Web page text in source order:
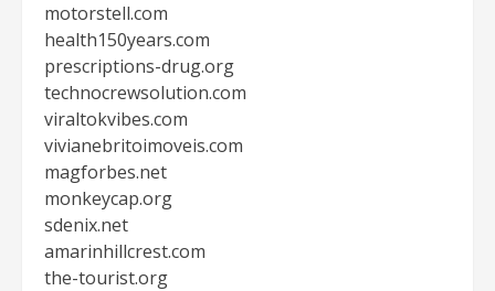
motorstell.com
health150years.com
prescriptions-drug.org
technocrewsolution.com
viraltokvibes.com
vivianebritoimoveis.com
magforbes.net
monkeycap.org
sdenix.net
amarinhillcrest.com
the-tourist.org